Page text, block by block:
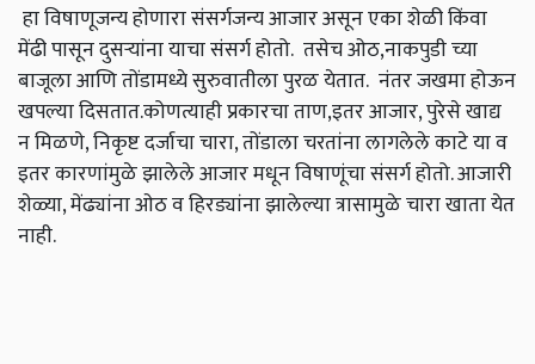
हा विषाणूजन्य होणारा संसर्गजन्य आजार असून एका शेळी किंवा
मेंढी पासून दुसऱ्यांना याचा संसर्ग होतो. तसेच ओठ,नाकपुडी च्या
बाजूला आणि तोंडामध्ये सुरुवातीला पुरळ येतात. नंतर जखमा होऊन
खपल्या दिसतात.कोणत्याही प्रकारचा ताण,इतर आजार, पुरेसे खाद्य
न मिळणे, निकृष्ट दर्जाचा चारा, तोंडाला चरतांना लागलेले काटे या व
इतर कारणांमुळे झालेले आजार मधून विषाणूंचा संसर्ग होतो. आजारी
शेळ्या, मेंढ्यांना ओठ व हिरड्यांना झालेल्या त्रासामुळे चारा खाता येत
नाही.